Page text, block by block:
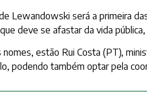
Lewandowski será a primeira
deve se afastar da vida
nomes, estão Rui Costa (PT),
podendo também optar pela